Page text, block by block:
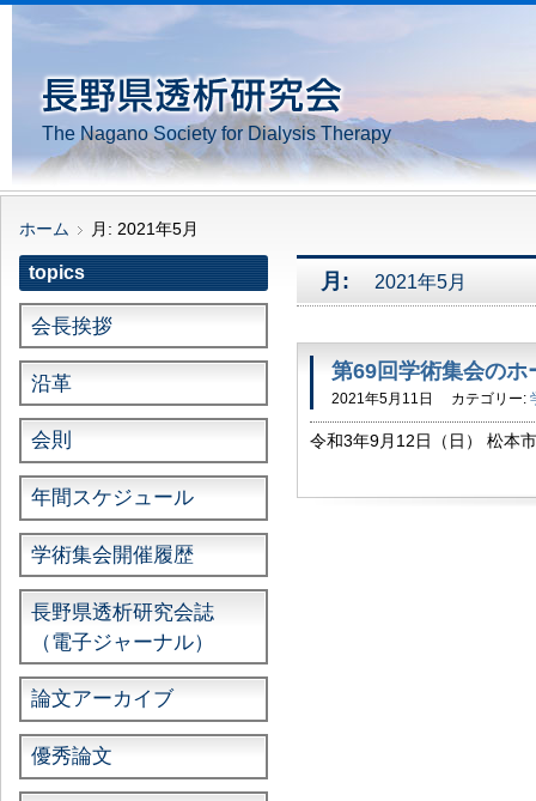
The Nagano Society for Dialysis Therapy
ホーム 月: 2021年5月
月: 2021年5月
第69回学術集会の
2021年5月11日 カテゴリー:
令和3年9月12日（日） 松本
topics
会長挨拶
沿革
会則
年間スケジュール
学術集会開催履歴
長野県透析研究会誌
（電子ジャーナル）
論文アーカイブ
優秀論文